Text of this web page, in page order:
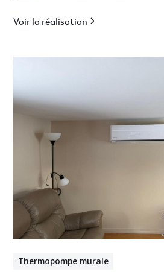
Voir la réalisation
Thermopompe murale